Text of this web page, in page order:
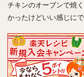
チキンのオーブンで焼
かったけどいい感じにで